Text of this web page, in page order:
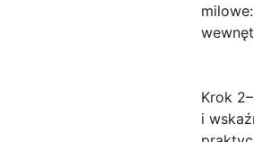
Krok
i